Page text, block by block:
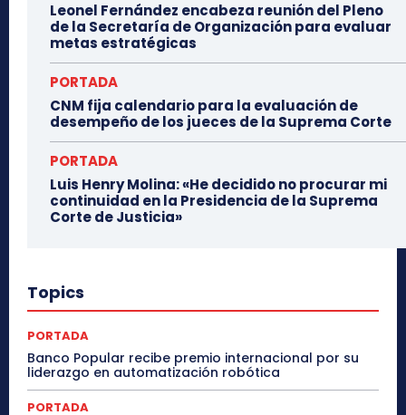
Leonel Fernández encabeza reunión del Pleno
de la Secretaría de Organización para evaluar
metas estratégicas
PORTADA
CNM fija calendario para la evaluación de
desempeño de los jueces de la Suprema Corte
PORTADA
Luis Henry Molina: «He decidido no procurar mi
continuidad en la Presidencia de la Suprema
Corte de Justicia»
Topics
PORTADA
Banco Popular recibe premio internacional por su
liderazgo en automatización robótica
PORTADA